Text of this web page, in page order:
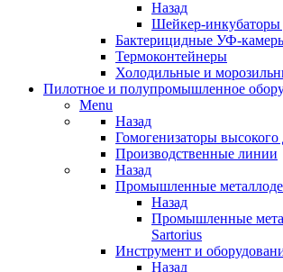
Назад
Шейкер-инкубаторы
Бактерицидные УФ-
Термоконтейнеры
Холодильные и
Пилотное и полупромышленное
Menu
Назад
Гомогенизаторы высокого
Производственные линии
Назад
Промышленные
Назад
Промышленные
Sartorius
Инструмент и
Назад